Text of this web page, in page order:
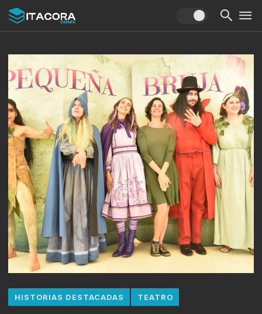
HISTORIAS DESTACADAS TEATRO